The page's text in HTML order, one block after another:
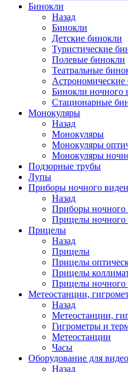
Бинокли
Назад
Бинокли
Детские бинокли
Туристические
Полевые бинокли
Театральные
Астрономические
Бинокли ночного
Стационарные
Монокуляры
Назад
Монокуляры
Монокуляры
Монокуляры
Подзорные трубы
Лупы
Приборы ночного
Назад
Приборы ночного
Прицелы ночного
Прицелы
Назад
Прицелы
Прицелы
Прицелы
Прицелы ночного
Метеостанции,
Назад
Метеостанции,
Гигрометры и
Метеостанции
Часы
Оборудование для
Назад